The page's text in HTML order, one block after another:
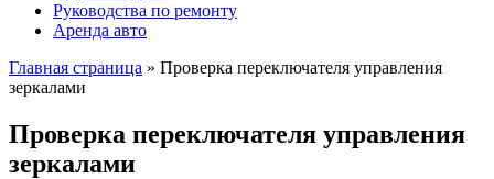
Руководства по ремонту
Аренда авто
Главная страница » Проверка переключателя управления
зеркалами
Проверка переключателя управления
зеркалами